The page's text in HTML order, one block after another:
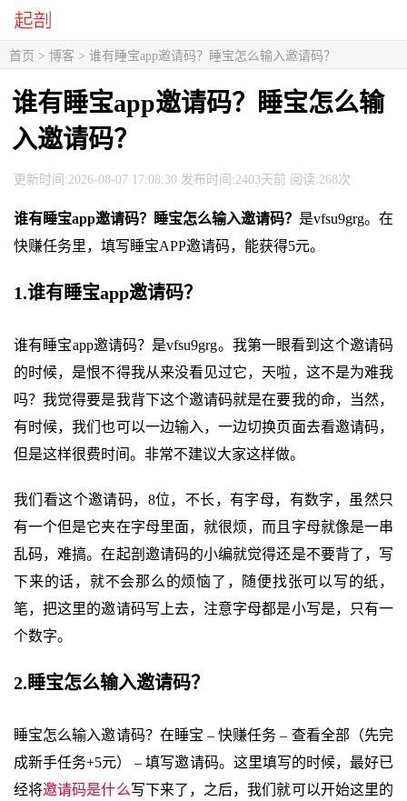
首页 > 博客 > 谁有睡宝app邀请码？睡宝怎么输入邀请码？
谁有睡宝app邀请码？睡宝怎么输
入邀请码？
更新时间:2026-08-07 17:08:30 发布时间:2403天前 阅读:268次
谁有睡宝app邀请码？睡宝怎么输入邀请码？ 是vfsu9grg。在
快赚任务里，填写睡宝APP邀请码，能获得5元。
1.谁有睡宝app邀请码？
谁有睡宝app邀请码？是vfsu9grg。我第一眼看到这个邀请码
的时候，是恨不得我从来没看见过它，天啦，这不是为难我
吗？我觉得要是我背下这个邀请码就是在要我的命，当然，
有时候，我们也可以一边输入，一边切换页面去看邀请码，
但是这样很费时间。非常不建议大家这样做。
我们看这个邀请码，8位，不长，有字母，有数字，虽然只
有一个但是它夹在字母里面，就很烦，而且字母就像是一串
乱码，难搞。在起剖邀请码的小编就觉得还是不要背了，写
下来的话，就不会那么的烦恼了，随便找张可以写的纸，
笔，把这里的邀请码写上去，注意字母都是小写是，只有一
个数字。
2.睡宝怎么输入邀请码？
睡宝怎么输入邀请码？在睡宝 – 快赚任务 – 查看全部（先完
成新手任务+5元） – 填写邀请码。这里填写的时候，最好已
经将邀请码是什么写下来了，之后，我们就可以开始这里的